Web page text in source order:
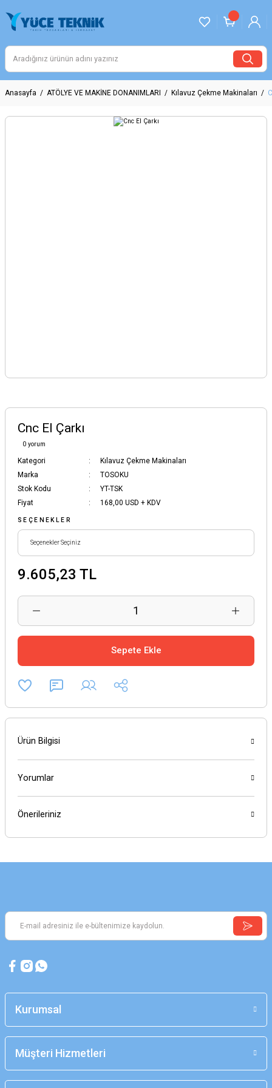
Anasayfa ATÖLYE VE MAKİNE DONANIMLARI Kılavuz Çekme Makinaları
Cnc El Çarkı
0 yorum
Kategori
Kılavuz Çekme Makinaları
Marka
TOSOKU
Stok Kodu
YT-TSK
Fiyat
168,00 USD + KDV
SEÇENEKLER
9.605,23 TL
Sepete Ekle
Ürün Bilgisi
Yorumlar
Önerileriniz
Kurumsal
Müşteri Hizmetleri